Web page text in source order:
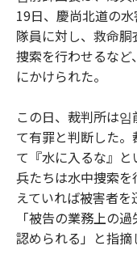
19日、慶尚北道の
隊員に対し、救命
捜索を行わせるな
にかけられた。
この日、裁判所は
て有罪と判断した
て『水に入るな』
兵たちは水中捜索
えていれば被害者を
「被告の業務上の
認められる」と指摘